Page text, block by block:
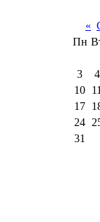
«
Пн
3
4
10
17
24
31